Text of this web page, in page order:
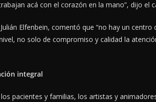
acá con el corazón en la mano”, dijo el
Elfenbein, comentó que “no hay un
no solo de compromiso y calidad la
integral
pacientes y familias, los artistas y